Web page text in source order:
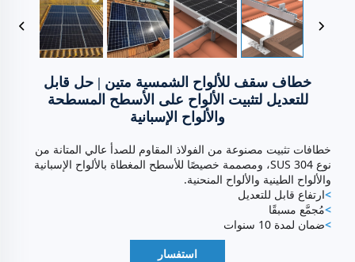
خطاف سقف للألواح الشمسية متين | حل قابل
للتعديل لتثبيت الألواح على الأسطح المسطحة
والألواح الإسبانية
خطافات تثبيت مصنوعة من الفولاذ المقاوم للصدأ عالي المتانة من
نوع SUS 304، ومصممة خصيصًا للأسطح المغطاة بالألواح الإسبانية
والألواح الطينية والألواح المنحنية.
>ارتفاع قابل للتعديل
>مُجمَّع مسبقًا
>ضمان لمدة 10 سنوات
استفسار